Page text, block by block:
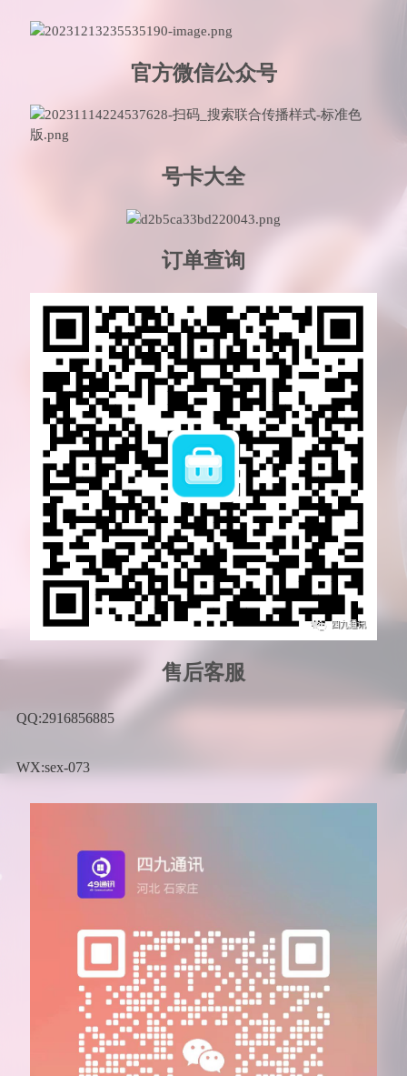
官方微信公众号
号卡大全
订单查询
售后客服
QQ:2916856885
WX:sex-073